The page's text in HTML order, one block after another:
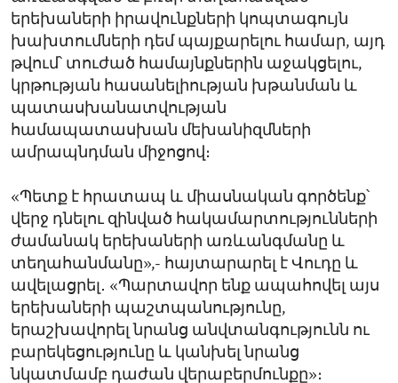
երեխաների իրավունքների կոպտագույն
խախտումների դեմ պայքարելու համար, այդ
թվում՝ տուժած համայնքներին աջակցելու,
կրթության հասանելիության խթանման և
պատասխանատվության
համապատասխան մեխանիզմների
ամրապնդման միջոցով։
«Պետք է հրատապ և միասնական գործենք՝
վերջ դնելու զինված հակամարտությունների
ժամանակ երեխաների առևանգմանը և
տեղահանմանը»,- հայտարարել է Վուդը և
ավելացրել․ «Պարտավոր ենք ապահովել այս
երեխաների պաշտպանությունը,
երաշխավորել նրանց անվտանգությունն ու
բարեկեցությունը և կանխել նրանց
նկատմամբ դաժան վերաբերմունքը»։